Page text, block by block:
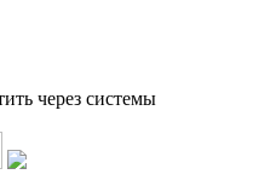
через системы